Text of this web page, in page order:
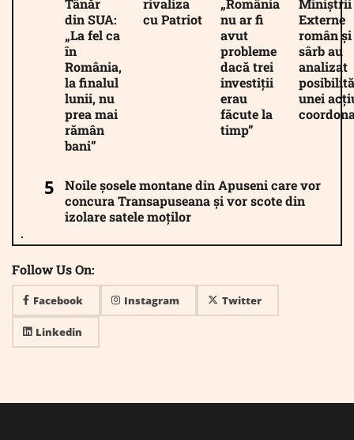
Tânăr
din SUA:
„La fel ca
în
România,
la finalul
lunii, nu
prea mai
rămân
bani”
rivaliza
cu Patriot
„România
nu ar fi
avut
probleme
dacă trei
investiții
erau
făcute la
timp”
Miniștrii
Externe
român și
sârb au
analizat
unei
Noile șosele montane din Apuseni care vor
concura Transapuseana și vor scote din
izolare satele moților
Follow Us On:
Facebook Instagram Twitter
Linkedin